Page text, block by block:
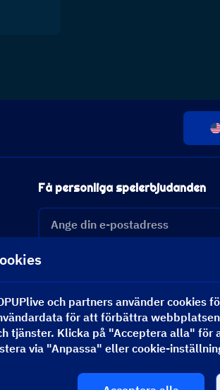
Få personliga spelerbjudanden
och partners använder cookies
för att förbättra
tjänster. Klicka på "Acceptera alla" för
via "Anpassa" eller cookie-